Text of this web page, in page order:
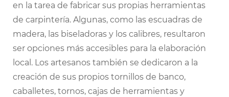
en la tarea de fabricar sus propias herramientas
de carpintería. Algunas, como las escuadras de
madera, las biseladoras y los calibres, resultaron
ser opciones más accesibles para la elaboración
local. Los artesanos también se dedicaron a la
creación de sus propios tornillos de banco,
caballetes, tornos, cajas de herramientas y